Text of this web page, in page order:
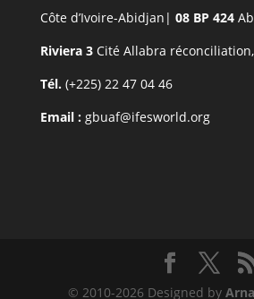
Côte d’Ivoire-Abidjan| 08 BP 424
Riviera 3Cité Allabra réconciliation,
Tél. (+225) 22 47 04 46
Email : gbuaf@ifesworld.org
© 2010-2026 Designed by